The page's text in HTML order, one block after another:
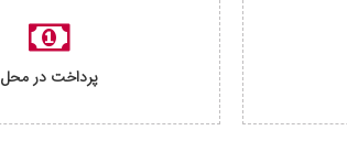
پرداخت در محل